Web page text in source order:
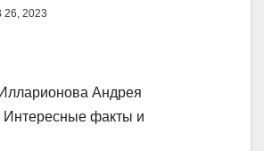
2023